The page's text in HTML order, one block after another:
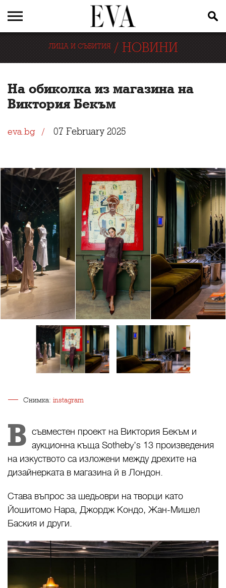
ЛИЦА И СЪБИТИЯ/ НОВИНИ
На обиколка из магазина на
Виктория Бекъм
eva.bg 07 February 2025
Снимка: instagram
В съвместен проект на Виктория Бекъм и
аукционна къща Sotheby’s 13 произведения
на изкуството са изложени между дрехите на
дизайнерката в магазина й в Лондон.
Става въпрос за шедьоври на творци като
Йошитомо Нара, Джордж Кондо, Жан-Мишел
Баския и други.